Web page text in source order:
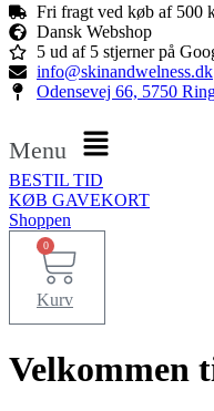
Fri fragt ved køb af 500
Dansk Webshop
5 ud af 5 stjerner på
info@skinandwelness.dk
Odensevej 66, 5750
Menu
BESTIL TID
KØB GAVEKORT
Shoppen
0
Kurv
Velkommen